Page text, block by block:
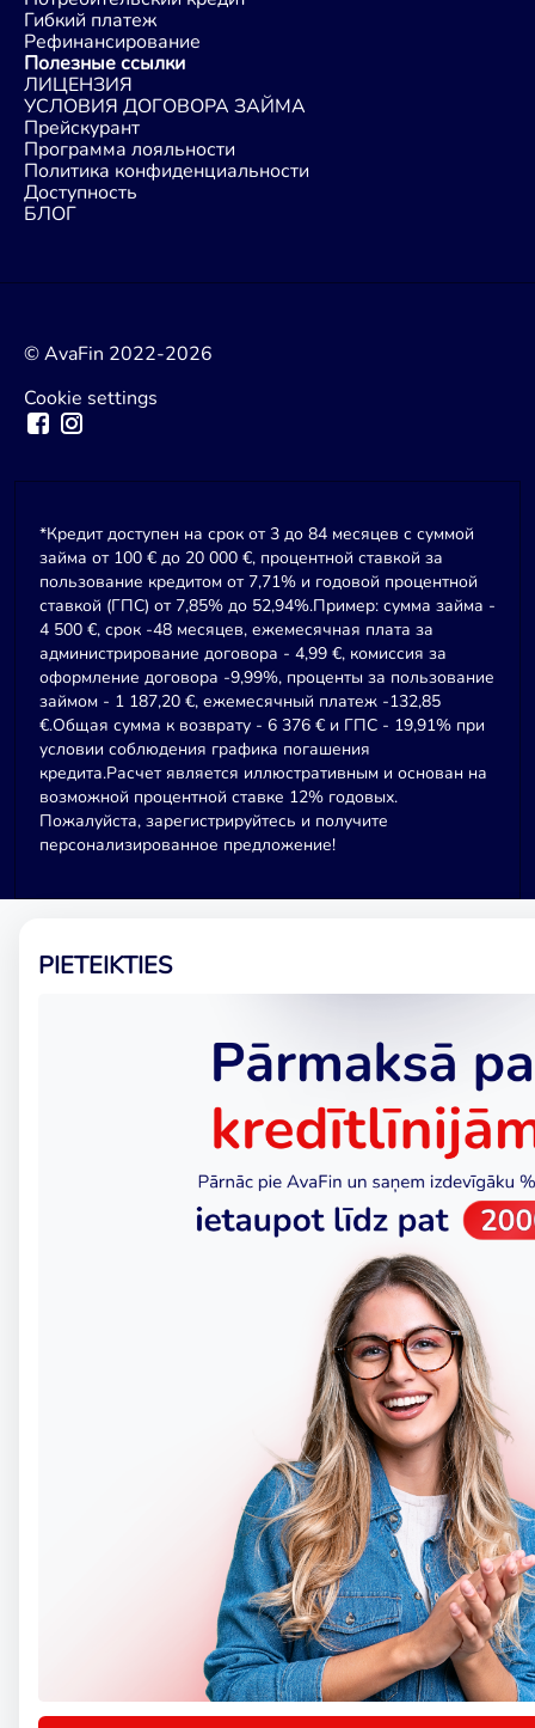
Гибкий платеж
Рефинансирование
Полезные ссылки
ЛИЦЕНЗИЯ
УСЛОВИЯ ДОГОВОРА ЗАЙМА
Прейскурант
Программа лояльности
Политика конфиденциальности
Доступность
БЛОГ
© AvaFin 2022-2026
Cookie settings
*Кредит доступен на срок от 3 до 84 месяцев с суммой
займа от 100 € до 20 000 €, процентной ставкой за
пользование кредитом от 7,71% и годовой процентной
ставкой (ГПС) от 7,85% до 52,94%.Пример: сумма займа -
4 500 €, срок -48 месяцев, ежемесячная плата за
администрирование договора - 4,99 €, комиссия за
оформление договора -9,99%, проценты за пользование
займом - 1 187,20 €, ежемесячный платеж -132,85
€.Общая сумма к возврату - 6 376 € и ГПС - 19,91% при
условии соблюдения графика погашения
кредита.Расчет является иллюстративным и основан на
возможной процентной ставке 12% годовых.
Пожалуйста, зарегистрируйтесь и получите
персонализированное предложение!
PIETEIKTIES